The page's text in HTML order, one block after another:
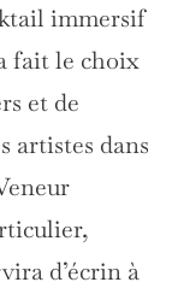
immersif
fait le choix
et de
artistes dans
d’écrin à